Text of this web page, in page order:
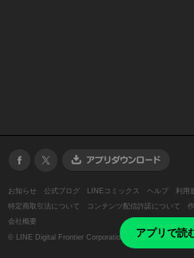
アプリで読
お知らせ 公式ブログ LINEコミックス ヘルプ 利用
特定商取引法について
コンテンツ配信許諾について
会社概要
© LINE Digital Frontier Corporation